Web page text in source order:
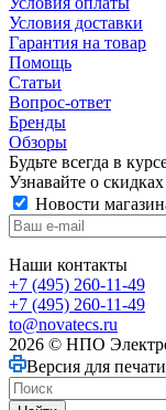
Условия доставки
Гарантия на товар
Помощь
Статьи
Вопрос-ответ
Бренды
Обзоры
Будьте всегда в
Узнавайте о
Новости
Наши контакты
+7 (495) 260-11-49
+7 (495) 260-11-49
to@novatecs.ru
2026 © НПО
Версия для печати